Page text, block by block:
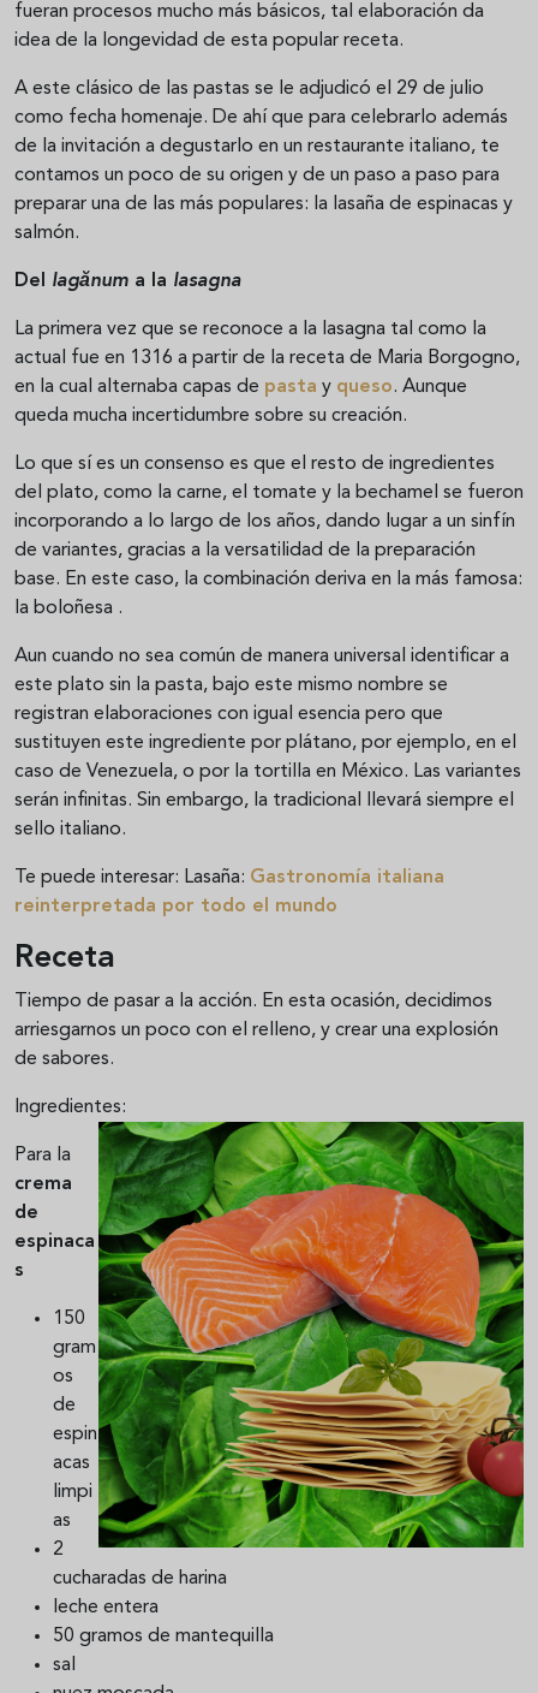
fueran procesos mucho más básicos, tal elaboración da
idea de la longevidad de esta popular receta.
A este clásico de las pastas se le adjudicó el 29 de julio
como fecha homenaje. De ahí que para celebrarlo además
de la invitación a degustarlo en un restaurante italiano, te
contamos un poco de su origen y de un paso a paso para
preparar una de las más populares: la lasaña de espinacas y
salmón.
Del lagănum a la lasagna
La primera vez que se reconoce a la lasagna tal como la
actual fue en 1316 a partir de la receta de Maria Borgogno,
en la cual alternaba capas de pasta y queso. Aunque
queda mucha incertidumbre sobre su creación.
Lo que sí es un consenso es que el resto de ingredientes
del plato, como la carne, el tomate y la bechamel se fueron
incorporando a lo largo de los años, dando lugar a un sinfín
de variantes, gracias a la versatilidad de la preparación
base. En este caso, la combinación deriva en la más famosa:
la boloñesa .
Aun cuando no sea común de manera universal identificar a
este plato sin la pasta, bajo este mismo nombre se
registran elaboraciones con igual esencia pero que
sustituyen este ingrediente por plátano, por ejemplo, en el
caso de Venezuela, o por la tortilla en México. Las variantes
serán infinitas. Sin embargo, la tradicional llevará siempre el
sello italiano.
Te puede interesar: Lasaña: Gastronomía italiana
reinterpretada por todo el mundo
Receta
Tiempo de pasar a la acción. En esta ocasión, decidimos
arriesgarnos un poco con el relleno, y crear una explosión
de sabores.
Ingredientes:
Para la
crema
de
espinaca
s
150
gram
os
de
espin
acas
limpi
as
2
cucharadas de harina
leche entera
50 gramos de mantequilla
sal